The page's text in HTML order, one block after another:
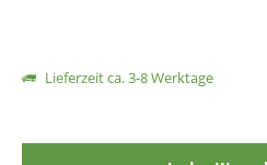
Lieferzeit ca. 3-8 Werktage